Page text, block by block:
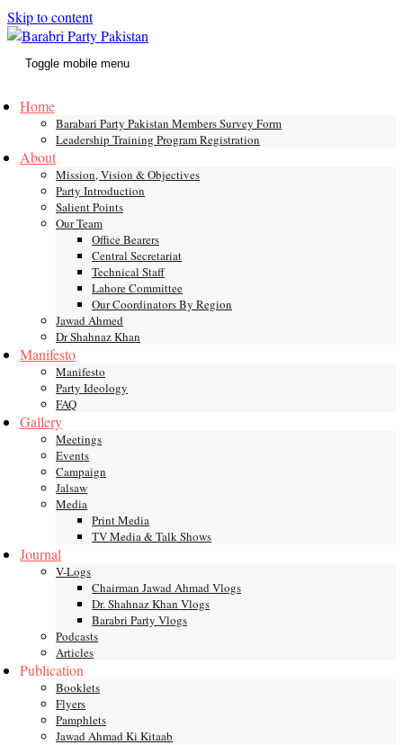
Skip to content
Toggle mobile menu
Home
Barabari Party Pakistan Members Survey Form
Leadership Training Program Registration
About
Mission, Vision & Objectives
Party Introduction
Salient Points
Our Team
Office Bearers
Central Secretariat
Technical Staff
Lahore Committee
Our Coordinators By Region
Jawad Ahmed
Dr Shahnaz Khan
Manifesto
Manifesto
Party Ideology
FAQ
Gallery
Meetings
Events
Campaign
Jalsaw
Media
Print Media
TV Media & Talk Shows
Journal
V-Logs
Chairman Jawad Ahmad Vlogs
Dr. Shahnaz Khan Vlogs
Barabri Party Vlogs
Podcasts
Articles
Publication
Booklets
Flyers
Pamphlets
Jawad Ahmad Ki Kitaab